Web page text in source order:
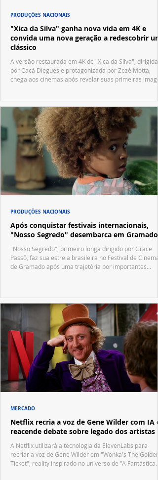
"Xica da Silva" ganha nova vida em 4K e
convida uma nova geração a redescobrir um
clássico
A versão restaurada em 4K de "Xica da Silva", dirigida
por Cacá Diegues e protagonizada por Zezé Motta,
chega aos cinemas após revelar suas primeiras
PRODUÇÕES NACIONAIS
Após conquistar festivais internacionais,
"Nosso Segredo" desembarca em Gramado
"Nosso Segredo", primeiro longa dirigido por Grace
Passô, faz sua estreia brasileira no Festival de Cinema
de Gramado após uma trajetória por importantes
PRODUÇÕES NACIONAIS
Netflix recria a voz de Gene Wilder com IA e
reacende debate sobre legado dos artistas
A Netflix utilizará a tecnologia da ElevenLabs para
recriar a voz de Gene Wilder em "Wonka's The Golden
Ticket", reality inspirado no universo de "A Fantástica
MERCADO